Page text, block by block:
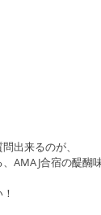
出来るのが、
、AMAJ合宿の醍醐